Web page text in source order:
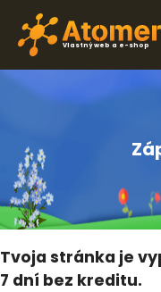
Vlastný web a e-shop
Tvoja stránka je
7 dní bez kreditu.